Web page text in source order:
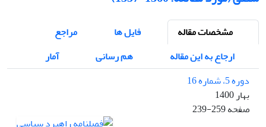
مشخصات مقاله فایل ها
مراجع
ارجاع به این مقاله
هم رسانی
آمار
دوره 5، شماره 16
بهار 1400
صفحه239-259